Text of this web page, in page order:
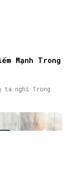
Mạnh Trong
Trong